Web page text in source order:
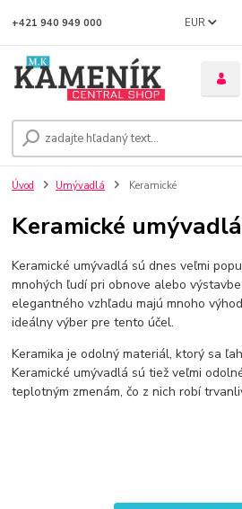
EUR
+421 940 949 000
Úvod Umývadlá Keramické
Keramické umývadlá
Keramické umývadlá sú dnes veľmi
mnohých ľudí pri obnove alebo
elegantného vzhľadu majú mnoho
ideálny výber pre tento účel.
Keramika je odolný materiál, ktorý sa
Keramické umývadlá sú tiež veľmi
teplotným zmenám, čo z nich robí